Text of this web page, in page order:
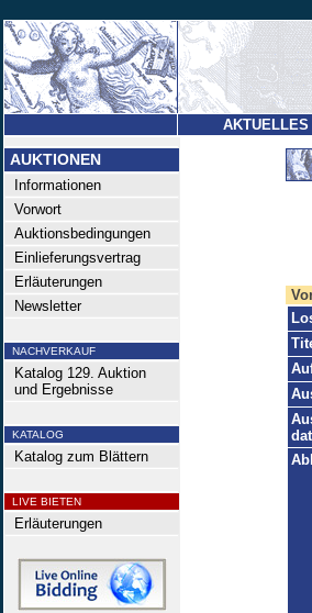
AKTUELLES
AUKTIONEN
Informationen
Vorwort
Auktionsbedingungen
Einlieferungsvertrag
Erläuterungen
Newsletter
NACHVERKAUF
Katalog 129. Auktion
und Ergebnisse
KATALOG
Katalog zum Blättern
LIVE BIETEN
Erläuterungen